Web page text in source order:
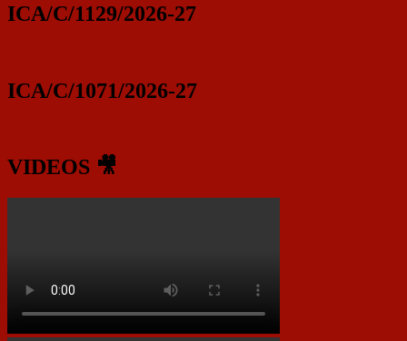
ICA/C/1129/2026-27
ICA/C/1071/2026-27
VIDEOS 🎥